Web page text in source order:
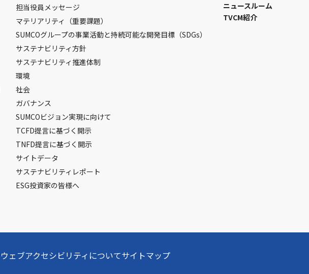
担当役員メッセージ
マテリアリティ（重要課題）
SUMCOグループの事業活動と持続可能な開発目標（SDGs）
サステナビリティ方針
サステナビリティ推進体制
環境
社会
ガバナンス
SUMCOビジョン実現に向けて
TCFD提言に基づく開示
TNFD提言に基づく開示
サイトデータ
サステナビリティレポート
ESG投資家の皆様へ
ニュースルーム
TVCM紹介
ウェブアクセシビリティについてサイトマップ